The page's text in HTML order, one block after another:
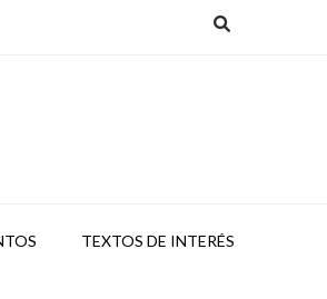
TEXTOS DE INTERÉS